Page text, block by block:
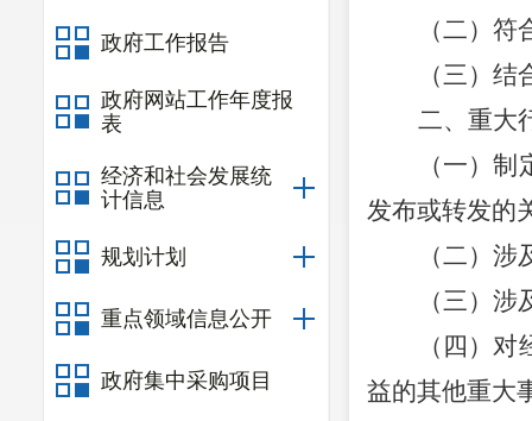
政府工作报告
政府网站工作年度报
表
经济和社会发展统
计信息
规划计划
重点领域信息公开
政府集中采购项目
（二）
（三）
二、重大
（一）
发布或转发的
（二）涉
（三）涉
（四）
益的其他重大